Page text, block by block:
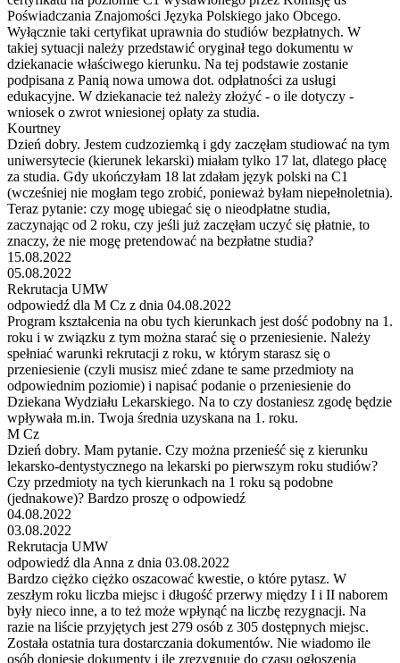
Poświadczania Znajomości Języka Polskiego jako Obcego.
Wyłącznie taki certyfikat uprawnia do studiów bezpłatnych. W
takiej sytuacji należy przedstawić oryginał tego dokumentu w
dziekanacie właściwego kierunku. Na tej podstawie zostanie
podpisana z Panią nowa umowa dot. odpłatności za usługi
edukacyjne. W dziekanacie też należy złożyć - o ile dotyczy -
wniosek o zwrot wniesionej opłaty za studia.
Kourtney
Dzień dobry. Jestem cudzoziemką i gdy zaczęłam studiować na tym
uniwersytecie (kierunek lekarski) miałam tylko 17 lat, dlatego płacę
za studia. Gdy ukończyłam 18 lat zdałam język polski na C1
(wcześniej nie mogłam tego zrobić, ponieważ byłam niepełnoletnia).
Teraz pytanie: czy mogę ubiegać się o nieodpłatne studia,
zaczynając od 2 roku, czy jeśli już zaczęłam uczyć się płatnie, to
znaczy, że nie mogę pretendować na bezpłatne studia?
15.08.2022
05.08.2022
Rekrutacja UMW
odpowiedź dla M Cz z dnia 04.08.2022
Program kształcenia na obu tych kierunkach jest dość podobny na 1.
roku i w związku z tym można starać się o przeniesienie. Należy
spełniać warunki rekrutacji z roku, w którym starasz się o
przeniesienie (czyli musisz mieć zdane te same przedmioty na
odpowiednim poziomie) i napisać podanie o przeniesienie do
Dziekana Wydziału Lekarskiego. Na to czy dostaniesz zgodę będzie
wpływała m.in. Twoja średnia uzyskana na 1. roku.
M Cz
Dzień dobry. Mam pytanie. Czy można przenieść się z kierunku
lekarsko-dentystycznego na lekarski po pierwszym roku studiów?
Czy przedmioty na tych kierunkach na 1 roku są podobne
(jednakowe)? Bardzo proszę o odpowiedź
04.08.2022
03.08.2022
Rekrutacja UMW
odpowiedź dla Anna z dnia 03.08.2022
Bardzo ciężko ciężko oszacować kwestie, o które pytasz. W
zeszłym roku liczba miejsc i długość przerwy między I i II naborem
były nieco inne, a to też może wpłynąć na liczbę rezygnacji. Na
razie na liście przyjętych jest 279 osób z 305 dostępnych miejsc.
Została ostatnia tura dostarczania dokumentów. Nie wiadomo ile
osób doniesie dokumenty i ile zrezygnuje do czasu ogłoszenia